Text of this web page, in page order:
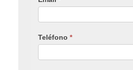
Teléfono*